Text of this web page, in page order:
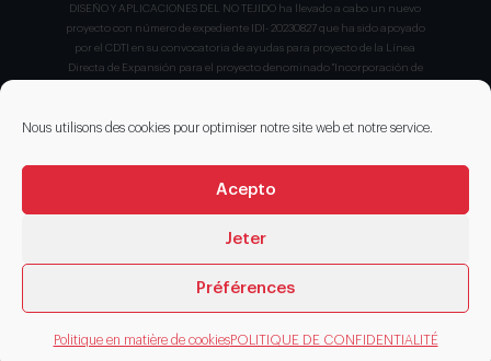
Nous utilisons des cookies pour optimiser notre site web et notre service.
Acepto
Jeter
Préférences
Politique en matière de cookiesPOLITIQUE DE CONFIDENTIALITÉ
DISEÑO Y APLICACIONES DEL NO TEJIDO ha llevado a cabo un nuevo
proyecto con número de expediente IDI- 20230827 que ha sido apoyado
por el CDTI en su convocatoria de ayudas para proyecto de la Línea
Directa de Expansión para el proyecto denominado "Incorporación de
recibiendo en concepto de ayuda parcialmente reembolsable un 75%
© 2026 DISENOS NT